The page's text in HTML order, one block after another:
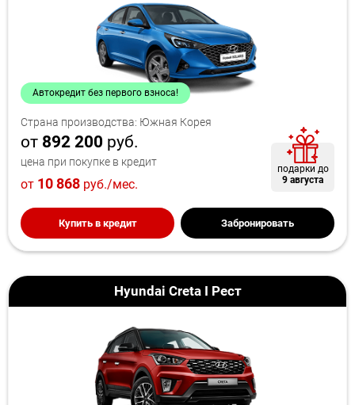
Автокредит без первого взноса!
Страна производства: Южная Корея
от 892 200 руб.
цена при покупке в кредит
от 10 868 руб./мес.
подарки до
9 августа
Купить в кредит Забронировать
Hyundai Creta I Рест